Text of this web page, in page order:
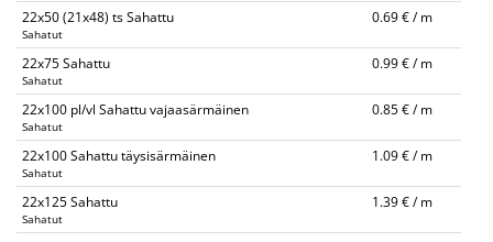
22x50 (21x48) ts Sahattu
Sahatut
0.69 € / m
22x75 Sahattu
Sahatut
0.99 € / m
22x100 pl/vl Sahattu vajaasärmäinen
Sahatut
0.85 € / m
22x100 Sahattu täysisärmäinen
Sahatut
1.09 € / m
22x125 Sahattu
Sahatut
1.39 € / m